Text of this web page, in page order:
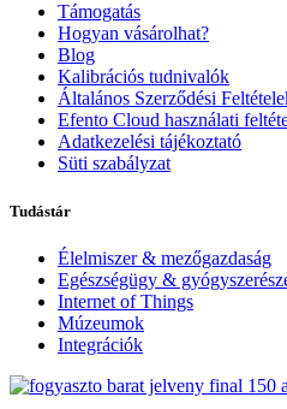
Támogatás
Hogyan vásárolhat?
Blog
Kalibrációs tudnivalók
Általános Szerződési
Efento Cloud használati
Adatkezelési tájékoztató
Süti szabályzat
Tudástár
Élelmiszer & mezőgazdaság
Egészségügy &
Internet of Things
Múzeumok
Integrációk